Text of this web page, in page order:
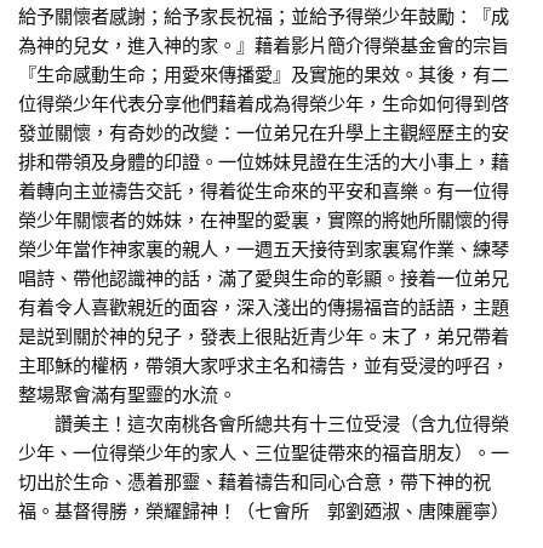
給予關懷者感謝；給予家長祝福；並給予得榮少年鼓勵：『成
為神的兒女，進入神的家。』藉着影片簡介得榮基金會的宗旨
『生命感動生命；用愛來傳播愛』及實施的果效。其後，有二
位得榮少年代表分享他們藉着成為得榮少年，生命如何得到啓
發並關懷，有奇妙的改變：一位弟兄在升學上主觀經歷主的安
排和帶領及身體的印證。一位姊妹見證在生活的大小事上，藉
着轉向主並禱告交託，得着從生命來的平安和喜樂。有一位得
榮少年關懷者的姊妹，在神聖的愛裏，實際的將她所關懷的得
榮少年當作神家裏的親人，一週五天接待到家裏寫作業、練琴
唱詩、帶他認識神的話，滿了愛與生命的彰顯。接着一位弟兄
有着令人喜歡親近的面容，深入淺出的傳揚福音的話語，主題
是説到關於神的兒子，發表上很貼近青少年。末了，弟兄帶着
主耶穌的權柄，帶領大家呼求主名和禱告，並有受浸的呼召，
整場聚會滿有聖靈的水流。
讚美主！這次南桃各會所總共有十三位受浸（含九位得榮
少年、一位得榮少年的家人、三位聖徒帶來的福音朋友）。一
切出於生命、憑着那靈、藉着禱告和同心合意，帶下神的祝
福。基督得勝，榮耀歸神！（七會所 郭劉廼淑、唐陳麗寧）